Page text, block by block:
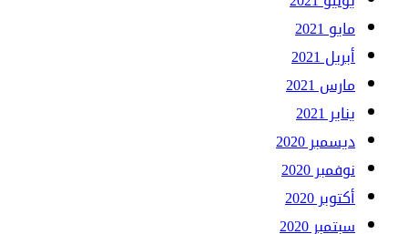
مايو 2021
أبريل 2021
مارس 2021
يناير 2021
ديسمبر 2020
نوفمبر 2020
أكتوبر 2020
سبتمبر 2020